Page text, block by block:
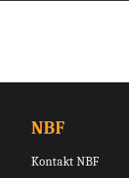
NBF
Kontakt NBF